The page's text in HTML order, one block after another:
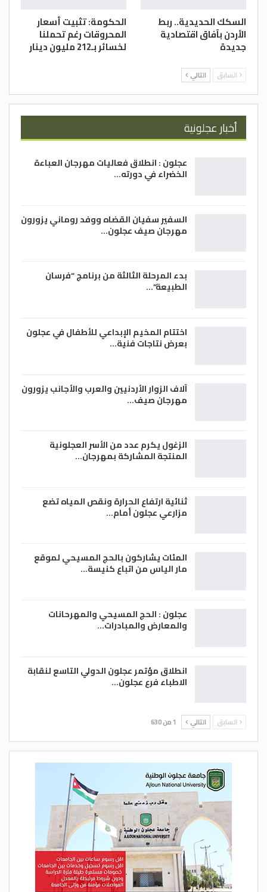
السكك الحديدية.. ربط
الأردن بآفاق اقتصادية
جديدة
الحكومة: تثبيت أسعار
المحروقات رغم تحملنا
لخسائر بـ212 مليون دينار
السابق التالي
أخبار عجلونية
عجلون : انطلاق فعاليات مهرجان العباءة
الخضراء في دورته…
السفير سفيان القضاه ووفد روماني يزورون
مهرجان صيف عجلون…
بدء المرحلة الثالثة من برنامج “فرسان
الطبيعة”…
اختتام المخيم الإبداعي للأطفال في عجلون
بعرض نتاجات فنية…
آلاف الزوار الأردنيين والعرب والأجانب يزورون
مهرجان صيف…
الزغول يكرم عدد من الأسر العجلونية
المنتجة المشاركة بمهرجان…
ثنائية ارتفاع الحرارة ونقص المياه تضع
مزارعي عجلون أمام…
المئات يشاركون بالحج المسيحي لموقع
مار الياس من اتباع كنيسة…
عجلون : الحج المسيحي والمهرحانات
والمعارض والمبادرات…
انطلاق مؤتمر عجلون الدولي التاسع لنقابة
الاطباء فرع عجلون…
السابق التالي 1 من 630